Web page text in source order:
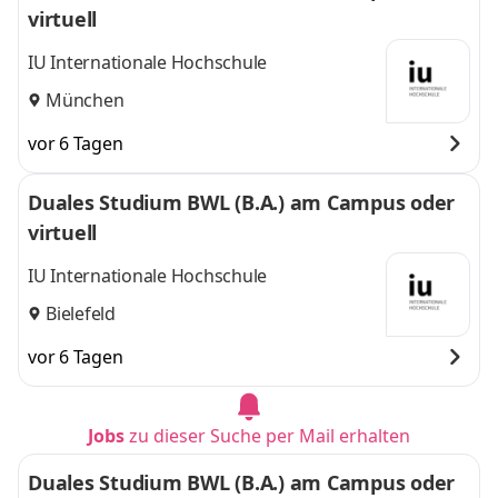
virtuell
IU Internationale Hochschule
München
vor 6 Tagen
Duales Studium BWL (B.A.) am Campus oder
virtuell
IU Internationale Hochschule
Bielefeld
vor 6 Tagen
Jobszu dieser Suche per Mail erhalten
Duales Studium BWL (B.A.) am Campus oder